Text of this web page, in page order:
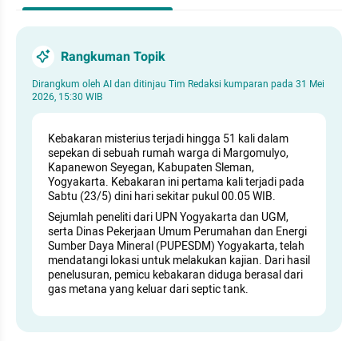
Rangkuman Topik
Dirangkum oleh AI dan ditinjau Tim Redaksi kumparan pada 31 Mei
2026, 15:30 WIB
Kebakaran misterius terjadi hingga 51 kali dalam
sepekan di sebuah rumah warga di Margomulyo,
Kapanewon Seyegan, Kabupaten Sleman,
Yogyakarta. Kebakaran ini pertama kali terjadi pada
Sabtu (23/5) dini hari sekitar pukul 00.05 WIB.
Sejumlah peneliti dari UPN Yogyakarta dan UGM,
serta Dinas Pekerjaan Umum Perumahan dan Energi
Sumber Daya Mineral (PUPESDM) Yogyakarta, telah
mendatangi lokasi untuk melakukan kajian. Dari hasil
penelusuran, pemicu kebakaran diduga berasal dari
gas metana yang keluar dari septic tank.